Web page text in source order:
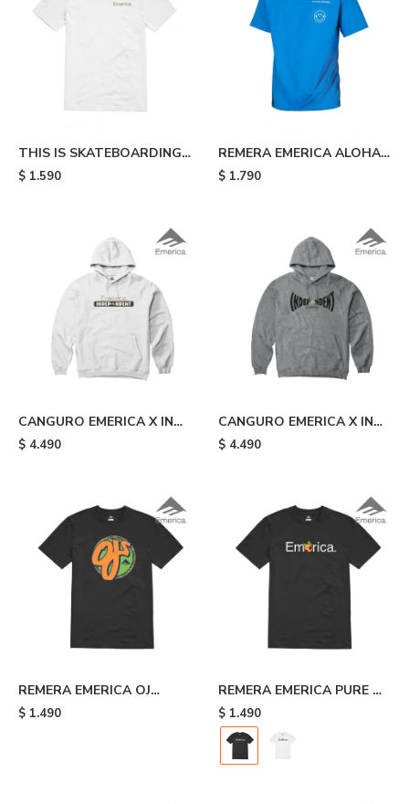
THIS IS SKATEBOARDING
TEE - White
$ 1.590
REMERA EMERICA ALOHA
POCKET TEE - Blue
$ 1.790
CANGURO EMERICA X INDY
BAR HOODIE - White
$ 4.490
CANGURO EMERICA X INDY
SPAN HOODIE - Grey
$ 4.490
REMERA EMERICA OJ
CIRCLE - Black
$ 1.490
REMERA EMERICA PURE OJ
- Black
$ 1.490